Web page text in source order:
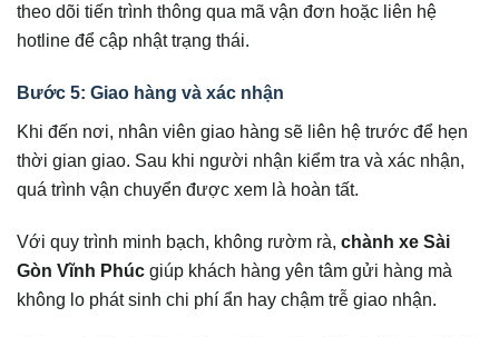
theo dõi tiến trình thông qua mã vận đơn hoặc liên hệ
hotline để cập nhật trạng thái.
Bước 5: Giao hàng và xác nhận
Khi đến nơi, nhân viên giao hàng sẽ liên hệ trước để hẹn
thời gian giao. Sau khi người nhận kiểm tra và xác nhận,
quá trình vận chuyển được xem là hoàn tất.
Với quy trình minh bạch, không rườm rà, chành xe Sài
Gòn Vĩnh Phúc giúp khách hàng yên tâm gửi hàng mà
không lo phát sinh chi phí ẩn hay chậm trễ giao nhận.